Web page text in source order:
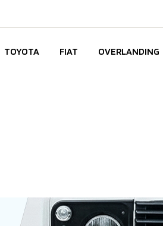
TOYOTA FIAT OVERLANDING